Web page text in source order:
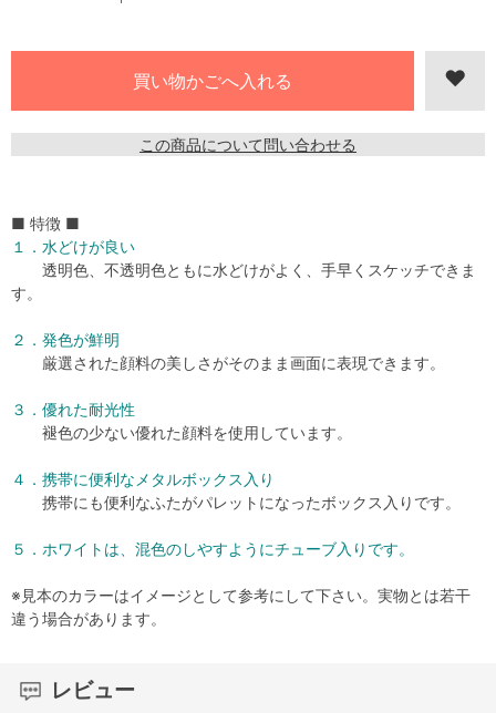
この商品について問い合わせる
■ 特徴 ■
１．水どけが良い
透明色、不透明色ともに水どけがよく、手早くスケッチできま
す。
２．発色が鮮明
厳選された顔料の美しさがそのまま画面に表現できます。
３．優れた耐光性
褪色の少ない優れた顔料を使用しています。
４．携帯に便利なメタルボックス入り
携帯にも便利なふたがパレットになったボックス入りです。
５．ホワイトは、混色のしやすようにチューブ入りです。
※見本のカラーはイメージとして参考にして下さい。実物とは若干
違う場合があります。
レビュー